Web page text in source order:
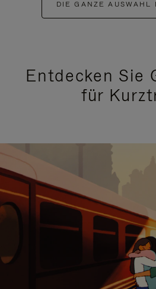
DIE GANZE AUSWAHL
Entdecken Sie
für